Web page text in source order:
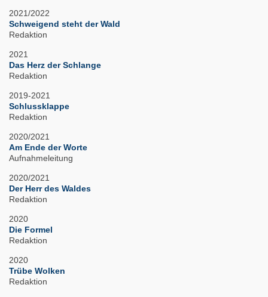
2021/2022
Schweigend steht der Wald
Redaktion
2021
Das Herz der Schlange
Redaktion
2019-2021
Schlussklappe
Redaktion
2020/2021
Am Ende der Worte
Aufnahmeleitung
2020/2021
Der Herr des Waldes
Redaktion
2020
Die Formel
Redaktion
2020
Trübe Wolken
Redaktion